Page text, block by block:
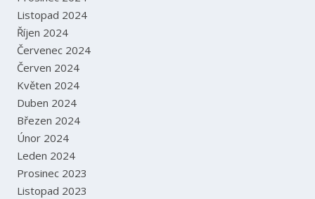
Listopad 2024
Říjen 2024
Červenec 2024
Červen 2024
Květen 2024
Duben 2024
Březen 2024
Únor 2024
Leden 2024
Prosinec 2023
Listopad 2023